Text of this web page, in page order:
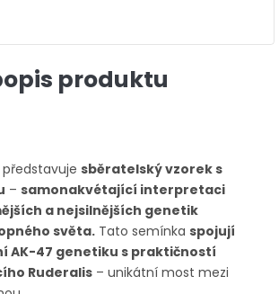
produktu
představuje sběratelský vzorek s
– samonakvétající interpretaci
a nejsilnějších genetik
světa. Tato semínka spojují
AK-47 genetiku s praktičností
Ruderalis – unikátní most mezi